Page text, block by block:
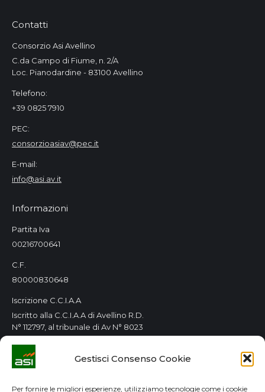
Gestisci Consenso Cookie
Per fornire le migliori esperienze, utilizziamo tecnologie come i cookie
Contatti
Consorzio Asi Avellino
C.da Campo di Fiume, n. 2/A
Loc. Pianodardine - 83100 Avellino
Telefono:
+39 0825 7910
PEC:
consorzioasiav@pec.it
E-mail:
info@asi.av.it
Informazioni
Partita Iva
00216700641
C.F.
80000830648
Iscrizione C.C.I.A.A
Iscritto alla C.C.I.A.A di Avellino R.D.
N° 112797, al tribunale di Av N° 8023
Orari Consorzio
Tutti i giorni 8.00 / 14.00